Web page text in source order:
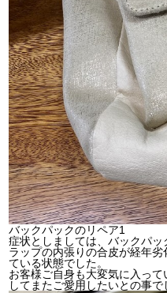
バックパックのリペア1
症状としましては、バックパ
ラップの内張りの合皮が経年
ている状態でした。
お客様ご自身も大変気に入っ
してまたご愛用したいとの事で